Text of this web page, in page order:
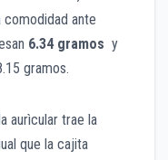
comodidad ante
6.34 gramos y
gramos.
aurìcular trae la
que la cajita